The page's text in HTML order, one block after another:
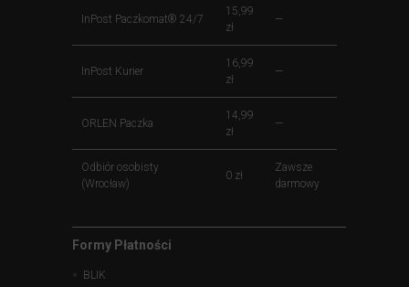
InPost Paczkomat® 24/7
15,99
zł
—
InPost Kurier
16,99
zł
—
ORLEN Paczka
14,99
zł
—
Odbiór osobisty
(Wrocław)
0 zł
Zawsze
darmowy
Formy Płatności
BLIK